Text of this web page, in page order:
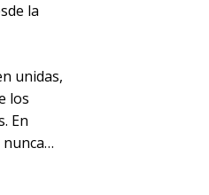
la
unidas,
los
En
nunca…